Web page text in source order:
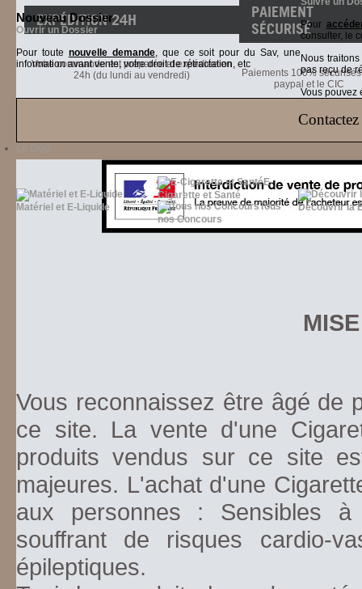
Nouveau Dossier
Ouvrir un Dossier
Pour toute nouvelle demande, que ce soit pour du Sav, une
information avant vente, votre droit de rétractation, etc
Pour
consulter, le
Nous
pas reçu de
Vous pouvez
Le Blog
Matériel et E-Liquide
E-
Cigarette et Santé
Tous
nos Concours
Découvrir la
EXPÉDITION 24H
Votre commande est préparée et expédiée en
24h (du lundi au vendredi)
PAIEMENT
SÉCURISÉ
Paiements 100%
paypal et le CIC
Vous reconnaissez être âgé de
ce site. La vente d'une
produits vendus sur ce site
majeures. L'achat d'une
aux personnes : Sensibles
souffrant de risques cardio-
épileptiques.